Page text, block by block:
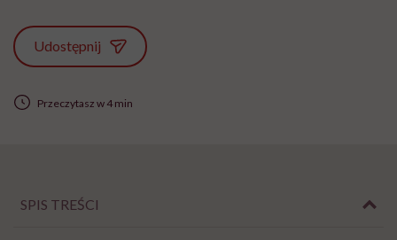
Udostępnij
Przeczytasz w 4 min
SPIS TREŚCI